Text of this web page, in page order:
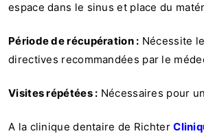
espace dans le sinus et place du
Période de récupération : Nécessite
directives recommandées par le
Visites répétées : Nécessaires pour
A la clinique dentaire de Richter